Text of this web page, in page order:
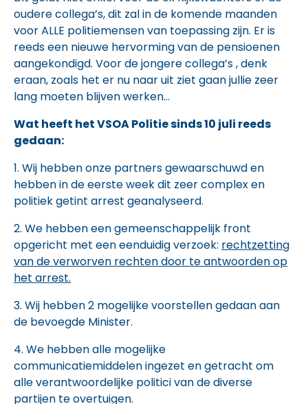
oudere collega’s, dit zal in de komende maanden
voor ALLE politiemensen van toepassing zijn. Er is
reeds een nieuwe hervorming van de pensioenen
aangekondigd. Voor de jongere collega’s , denk
eraan, zoals het er nu naar uit ziet gaan jullie zeer
lang moeten blijven werken…
Wat heeft het VSOA Politie sinds 10 juli reeds
gedaan:
1. Wij hebben onze partners gewaarschuwd en
hebben in de eerste week dit zeer complex en
politiek getint arrest geanalyseerd.
2. We hebben een gemeenschappelijk front
opgericht met een eenduidig verzoek: rechtzetting
van de verworven rechten door te antwoorden op
het arrest.
3. Wij hebben 2 mogelijke voorstellen gedaan aan
de bevoegde Minister.
4. We hebben alle mogelijke
communicatiemiddelen ingezet en getracht om
alle verantwoordelijke politici van de diverse
partijen te overtuigen.